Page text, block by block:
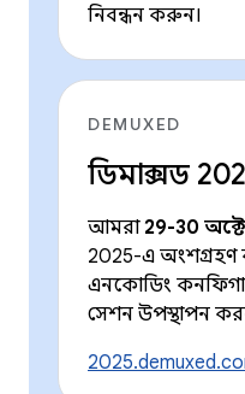
নিবন্ধন করুন।
DEMUXED
ডিমাক্সড
আমরা29-30
2025-এ অংশগ্রহণ
এনকোডিং
সেশন উপস্থাপন